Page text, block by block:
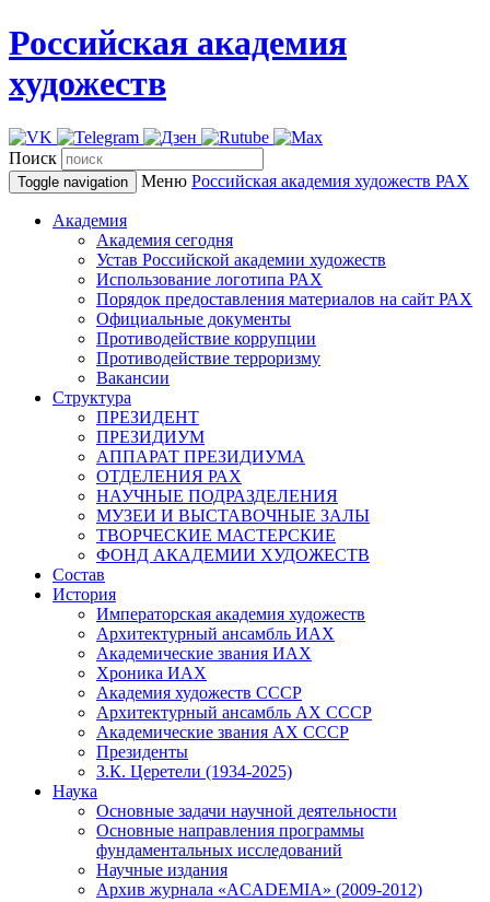
Российская академия
художеств
Поиск
Toggle navigation Меню Российская академия художеств РАХ
Академия
Академия сегодня
Устав Российской академии художеств
Использование логотипа РАХ
Порядок предоставления материалов на сайт РАХ
Официальные документы
Противодействие коррупции
Противодействие терроризму
Вакансии
Структура
ПРЕЗИДЕНТ
ПРЕЗИДИУМ
АППАРАТ ПРЕЗИДИУМА
ОТДЕЛЕНИЯ РАХ
НАУЧНЫЕ ПОДРАЗДЕЛЕНИЯ
МУЗЕИ И ВЫСТАВОЧНЫЕ ЗАЛЫ
ТВОРЧЕСКИЕ МАСТЕРСКИЕ
ФОНД АКАДЕМИИ ХУДОЖЕСТВ
Состав
История
Императорская академия художеств
Архитектурный ансамбль ИАХ
Академические звания ИАХ
Хроника ИАХ
Академия художеств СССР
Архитектурный ансамбль АХ СССР
Академические звания АХ СССР
Президенты
З.К. Церетели (1934-2025)
Наука
Основные задачи научной деятельности
Основные направления программы
фундаментальных исследований
Научные издания
Архив журнала «ACADEMIA» (2009-2012)